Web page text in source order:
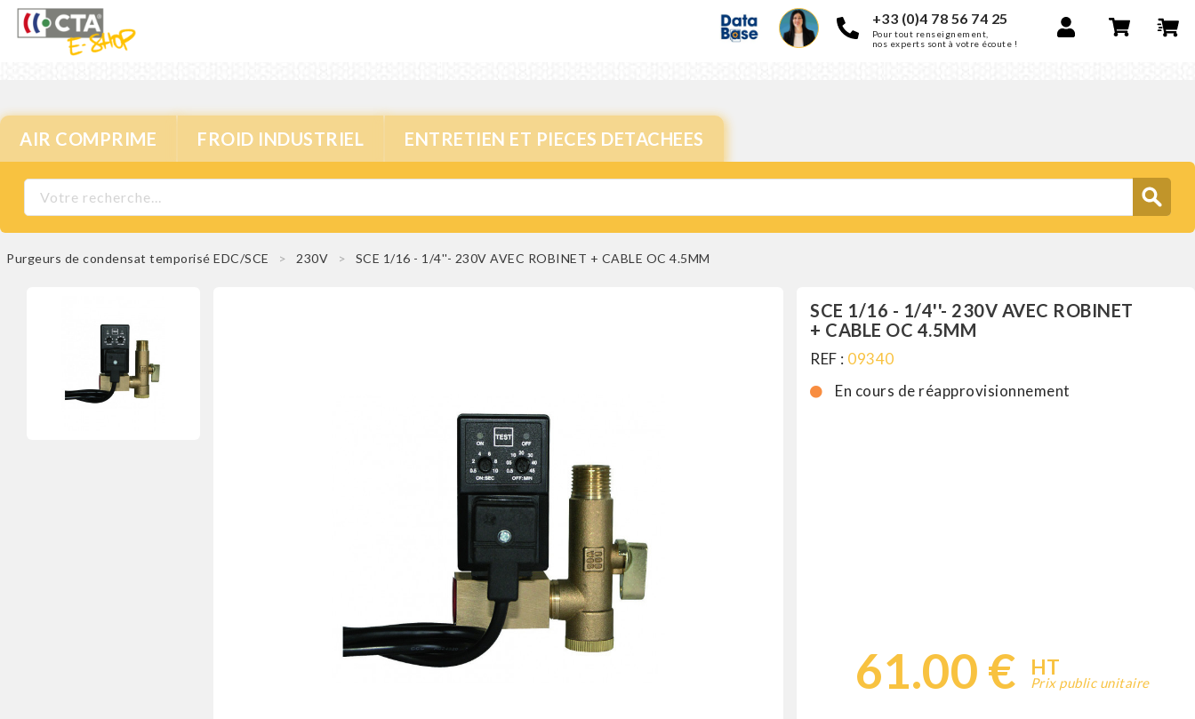
+33 (0)4 78 56 74 25
Pour tout renseignement,
nos experts sont à votre écoute !
AIR COMPRIME FROID INDUSTRIEL ENTRETIEN ET PIECES DETACHEES
Purgeurs de condensat temporisé EDC/SCE 230V SCE 1/16 - 1/4''- 230V AVEC ROBINET + CABLE OC 4.5MM
SCE 1/16 - 1/4''- 230V AVEC ROBINET
+ CABLE OC 4.5MM
REF : 09340
En cours de réapprovisionnement
61.00 € HT
Prix public unitaire